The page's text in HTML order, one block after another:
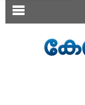
SECTIONS